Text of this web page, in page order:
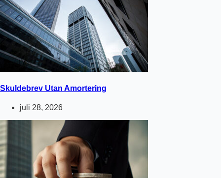
Skuldebrev Utan Amortering
juli 28, 2026